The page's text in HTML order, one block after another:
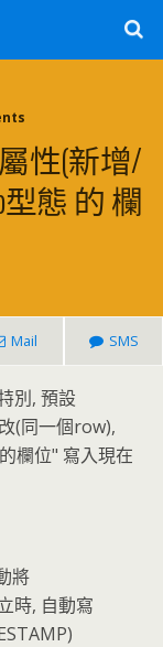
屬性(新增/
型態 的 欄
Mail SMS
別, 預設
(同一個row),
欄位" 寫入現在
將
時, 自動寫